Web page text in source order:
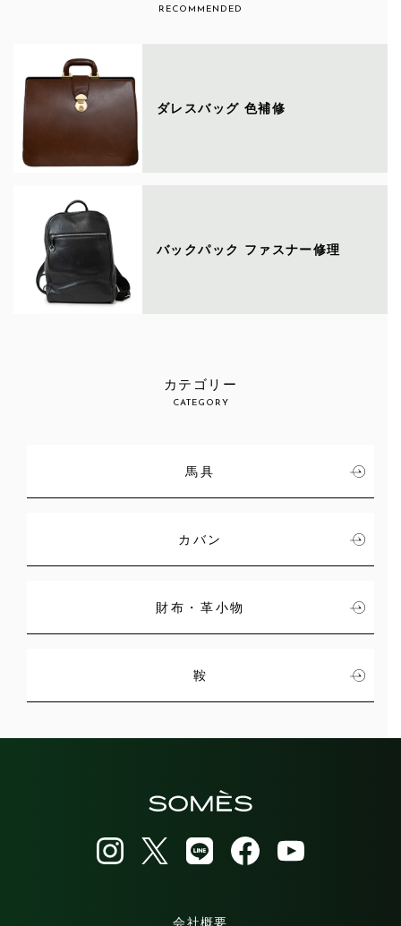
RECOMMENDED
ダレスバッグ 色補修
バックパック ファスナー修理
カテゴリー
CATEGORY
馬具
カバン
財布・革小物
鞍
会社概要